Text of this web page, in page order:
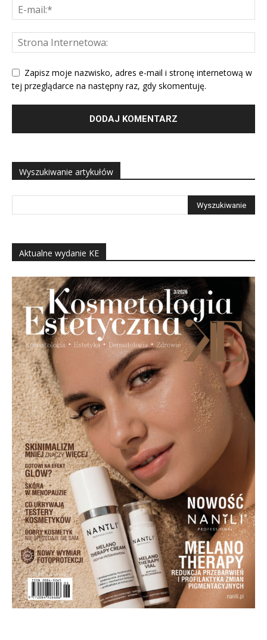
Zapisz moje nazwisko, adres e-mail i stronę internetową w
tej przeglądarce na następny raz, gdy skomentuję.
Wyszukiwanie artykułów
Aktualne wydanie KE